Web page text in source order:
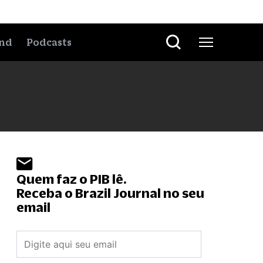
Podcasts
Quem faz o PIB lê.
Receba o Brazil Journal no seu
email